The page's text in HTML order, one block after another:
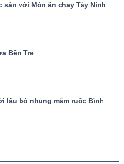
với Món ăn chay Tây Ninh
Bến Tre
lẩu bò nhúng mắm ruốc Bình